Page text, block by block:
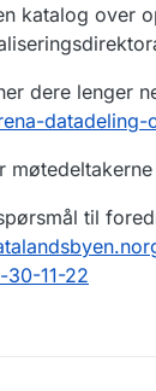
katalog over
dere lenger
til
11-22